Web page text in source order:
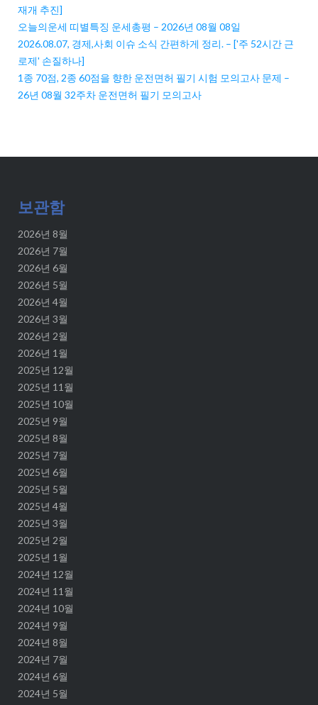
재개 추진]
오늘의운세 띠별특징 운세총평 – 2026년 08월 08일
2026.08.07, 경제,사회 이슈 소식 간편하게 정리. – ['주 52시간 근
로제' 손질하나]
1종 70점, 2종 60점을 향한 운전면허 필기 시험 모의고사 문제 –
26년 08월 32주차 운전면허 필기 모의고사
보관함
2026년 8월
2026년 7월
2026년 6월
2026년 5월
2026년 4월
2026년 3월
2026년 2월
2026년 1월
2025년 12월
2025년 11월
2025년 10월
2025년 9월
2025년 8월
2025년 7월
2025년 6월
2025년 5월
2025년 4월
2025년 3월
2025년 2월
2025년 1월
2024년 12월
2024년 11월
2024년 10월
2024년 9월
2024년 8월
2024년 7월
2024년 6월
2024년 5월